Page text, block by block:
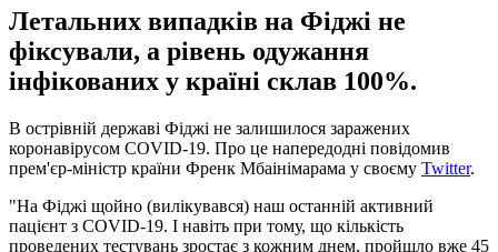
Летальних випадків на Фіджі не
фіксували, а рівень одужання
інфікованих у країні склав 100%.
В острівній державі Фіджі не залишилося заражених
коронавірусом COVID-19. Про це напередодні повідомив
прем'єр-міністр країни Френк Мбаінімарама у своєму Twitter.
"На Фіджі щойно (вилікувався) наш останній активний
пацієнт з COVID-19. І навіть при тому, що кількість
проведених тестувань зростає з кожним днем, пройшло вже 45